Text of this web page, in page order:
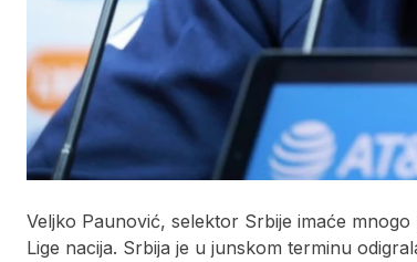
Veljko Paunović, selektor Srbije imaće
Lige nacija. Srbija je u junskom terminu